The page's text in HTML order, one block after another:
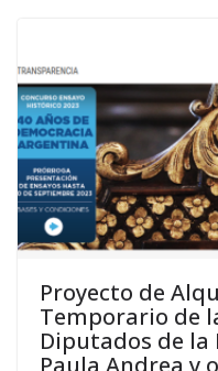
Proyecto de
Temporario de
Diputados de la